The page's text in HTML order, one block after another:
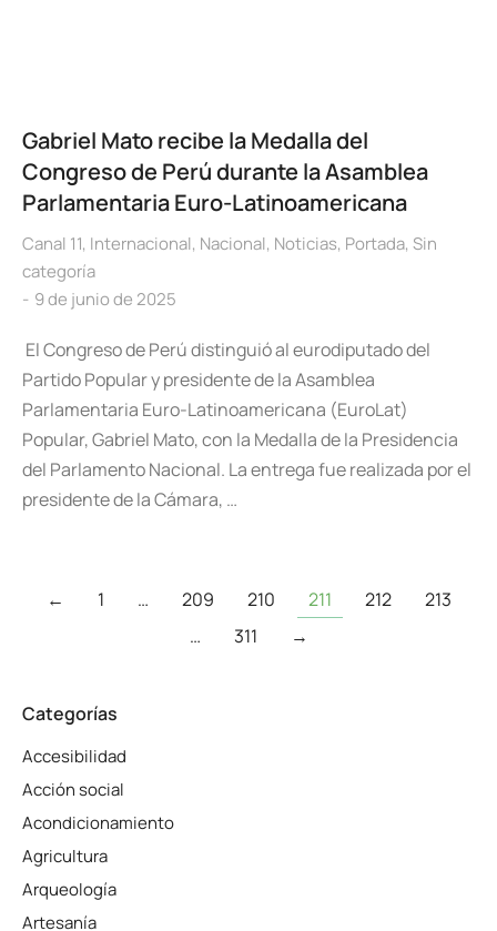
Gabriel Mato recibe la Medalla del
Congreso de Perú durante la Asamblea
Parlamentaria Euro-Latinoamericana
Canal 11, Internacional, Nacional, Noticias, Portada, Sin
categoría
9 de junio de 2025
El Congreso de Perú distinguió al eurodiputado del
Partido Popular y presidente de la Asamblea
Parlamentaria Euro-Latinoamericana (EuroLat)
Popular, Gabriel Mato, con la Medalla de la Presidencia
del Parlamento Nacional. La entrega fue realizada por el
presidente de la Cámara, …
← 1 … 209 210 211 212
213
…
311 →
Categorías
Accesibilidad
Acción social
Acondicionamiento
Agricultura
Arqueología
Artesanía